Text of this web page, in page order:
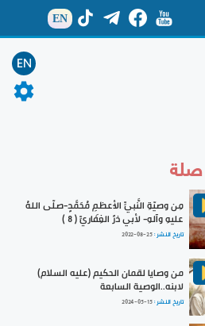
EN
EN
مِن وصيّةِ النَّبيِّ الأعظمِ مُحَمَّدٍ-صلّى اللهُ
عليهِ وآلهِ- لأبي ذرٍّ الغِفَاريِّ ( 8 )
تاريخ النشر :2022-08-25
من وصايا لقمان الحكيم (عليه السلام)
لابنه..الوصية السابعة
تاريخ النشر :2024-05-15